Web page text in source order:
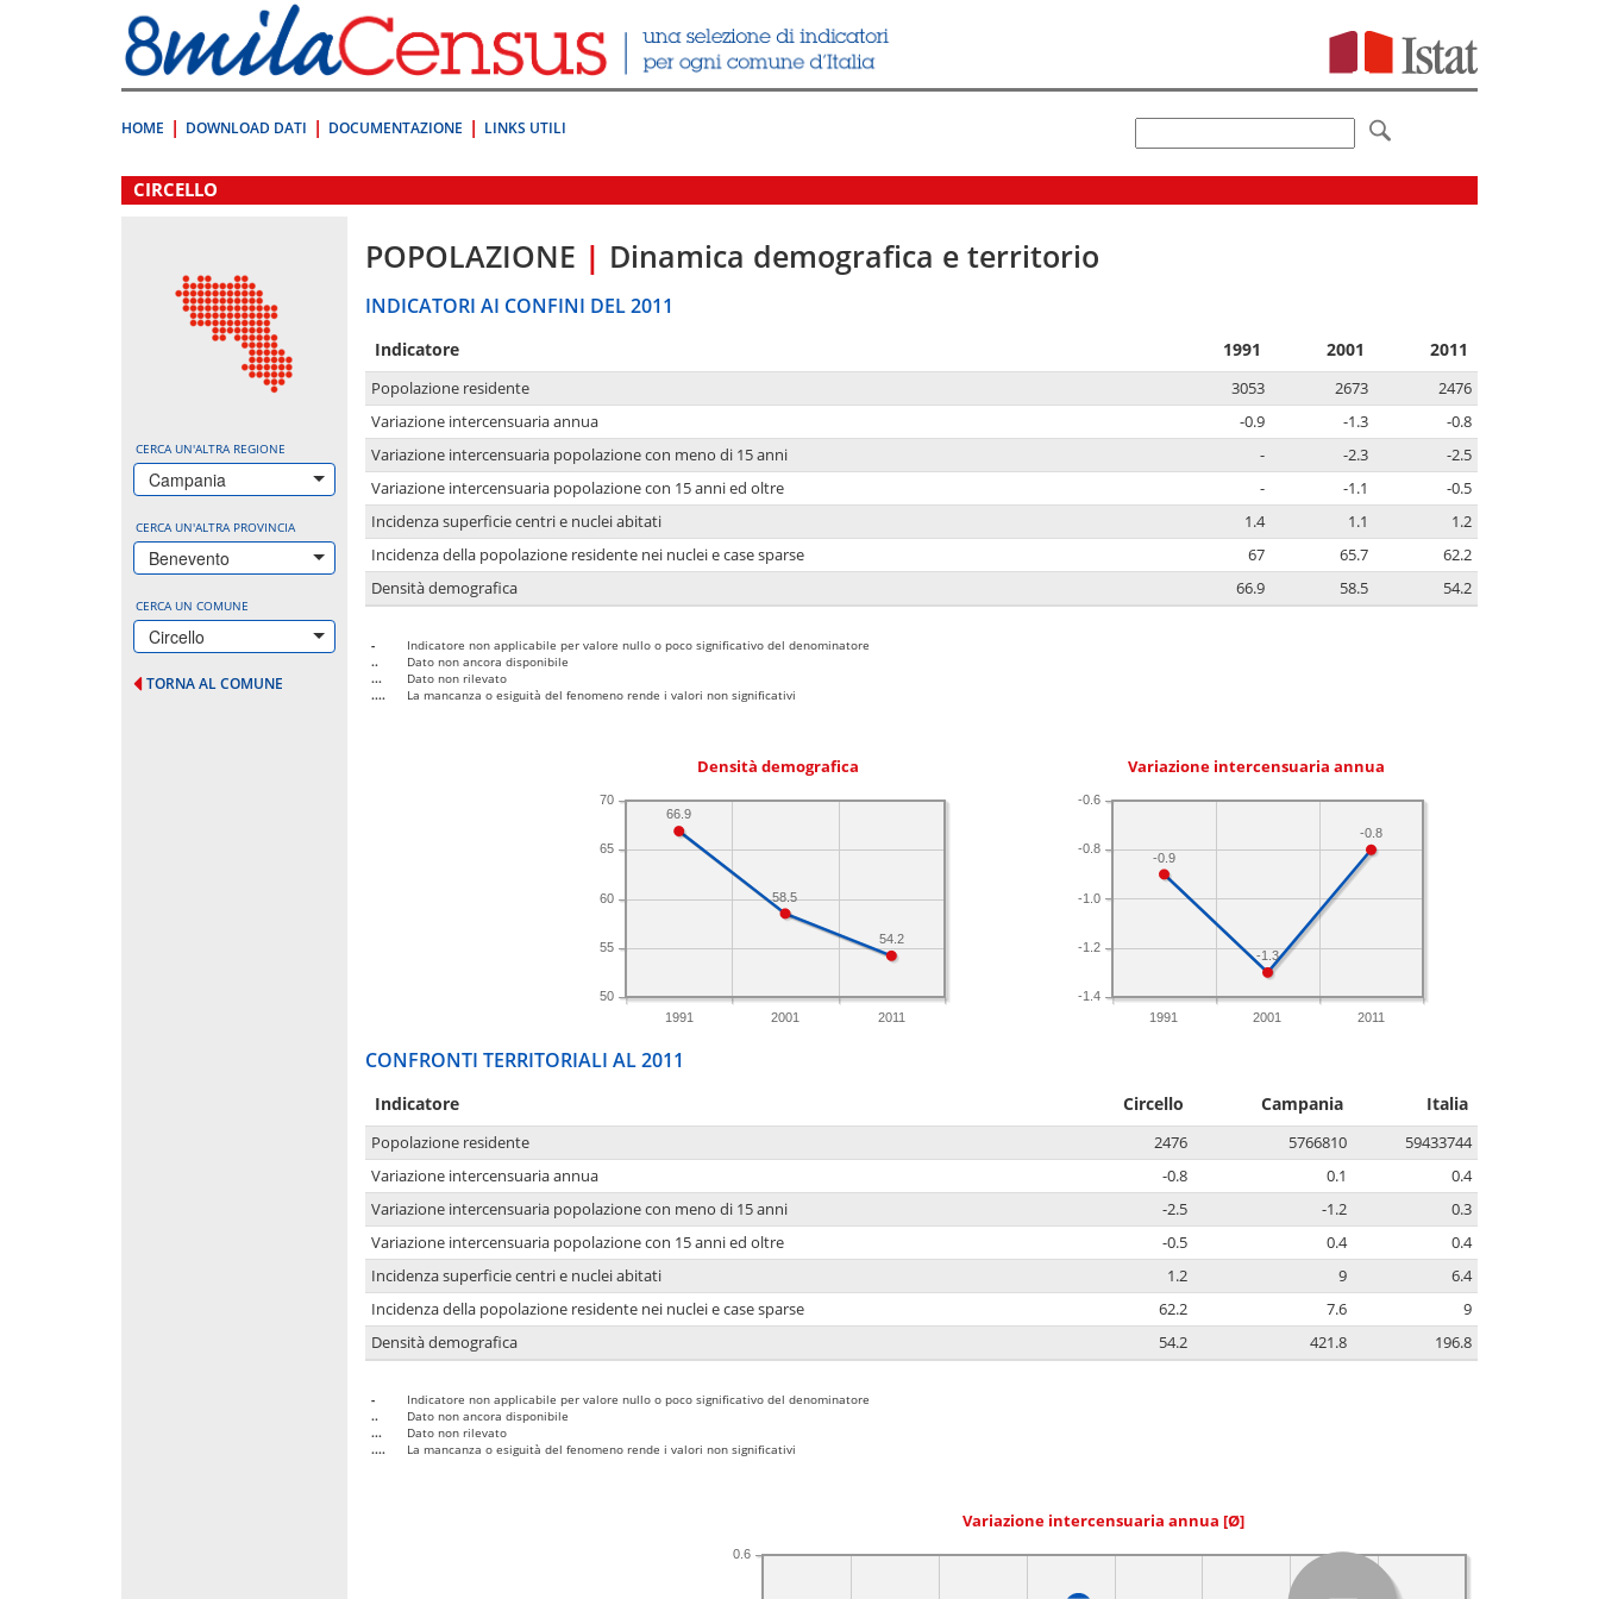
direttamente
a:
Contenuto
HOME DOWNLOAD DATI DOCUMENTAZIONE LINKS UTILI
.
CIRCELLO
CERCA UN'ALTRA REGIONE
Campania
CERCA UN'ALTRA PROVINCIA
Benevento
CERCA UN COMUNE
Circello
TORNA AL COMUNE
POPOLAZIONE | Dinamica demografica e territorio
INDICATORI AI CONFINI DEL 2011
Indicatore 1991 2001 2011
Popolazione residente 3053 2673
2476
Variazione intercensuaria annua
-0.9 -1.3
-0.8
Variazione intercensuaria popolazione con meno di 15 anni
- -2.3
-2.5
Variazione intercensuaria popolazione con 15 anni ed oltre
- -1.1
-0.5
Incidenza superficie centri e nuclei abitati
1.4 1.1
1.2
Incidenza della popolazione residente nei nuclei e case sparse
67 65.7
62.2
Densità demografica
66.9 58.5 54.2
-
Indicatore non applicabile per valore nullo o poco significativo del denominatore
..
Dato non ancora disponibile
...
Dato non rilevato
....
La mancanza o esiguità del fenomeno rende i valori non significativi
Densità demografica
1991 2001 2011
50
55
60
65
70
54.2
58.5
66.9
Variazione intercensuaria annua
1991 2001 2011
-1.4
-1.2
-1.0
-0.8
-0.6
-0.8
-1.3
-0.9
CONFRONTI TERRITORIALI AL 2011
Indicatore Circello Campania Italia
Popolazione residente 2476 5766810
59433744
Variazione intercensuaria annua
-0.8 0.1
0.4
Variazione intercensuaria popolazione con meno di 15 anni
-2.5 -1.2
0.3
Variazione intercensuaria popolazione con 15 anni ed oltre
-0.5 0.4
0.4
Incidenza superficie centri e nuclei abitati
1.2 9
6.4
Incidenza della popolazione residente nei nuclei e case sparse
62.2 7.6
9
Densità demografica
54.2 421.8 196.8
-
Indicatore non applicabile per valore nullo o poco significativo del denominatore
..
Dato non ancora disponibile
...
Dato non rilevato
....
La mancanza o esiguità del fenomeno rende i valori non significativi
Variazione intercensuaria annua [Ø]
0.6